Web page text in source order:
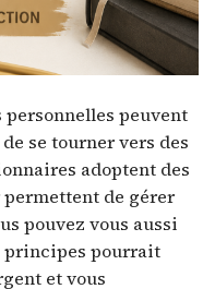
personnelles peuvent
se tourner vers des
adoptent des
de gérer
pouvez vous aussi
principes pourrait
et vous